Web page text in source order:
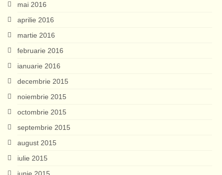
mai 2016
aprilie 2016
martie 2016
februarie 2016
ianuarie 2016
decembrie 2015
noiembrie 2015
octombrie 2015
septembrie 2015
august 2015
iulie 2015